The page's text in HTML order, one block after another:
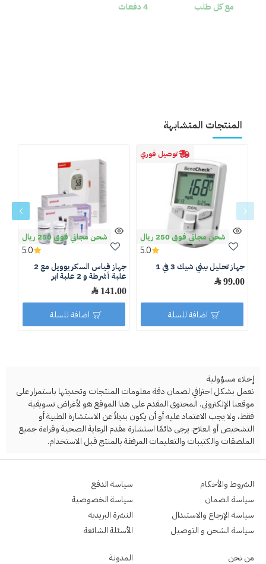
مع كل طلب 4 دفعات
المنتجات المتشابهة
توصيل فوري
شحن مجاني فوق 250 ريال
جهاز تحليل بيني شيك 3 في 1
99.00 ﷼
5.0
اضافة للسلة
شحن مجاني فوق 250 ريال
جهاز قياس السكر يوويل مع 2
علبة أشرطة و 2 علبة ابر
141.00 ﷼
5.0
اضافة للسلة
إخلاء مسؤولية
نعمل بشكل احترافي لضمان دقة معلومات المنتجات وتحديثها باستمرار على
موقعنا الإلكتروني. المحتوى المقدم على هذا الموقع هو لأغراض تسويقية
فقط، ولا يجب الاعتماد عليه أو أن يكون بديلاً عن الاستشارة الطبية أو
التشخيص أو العلاج. يرجى دائمًا استشارة مقدم الرعاية الصحية وقراءة جميع
الملصقات والكتيبات والتعليمات المرفقة بالمنتج قبل الاستخدام.
الشروط والأحكام
سياسة الضمان
سياسة الإرجاع والاستبدال
سياسة الشحن و التوصيل
سياسة الدفع
سياسة الخصوصية
النشرة البريدية
الأسئلة الشائعة
من نحن المدونة